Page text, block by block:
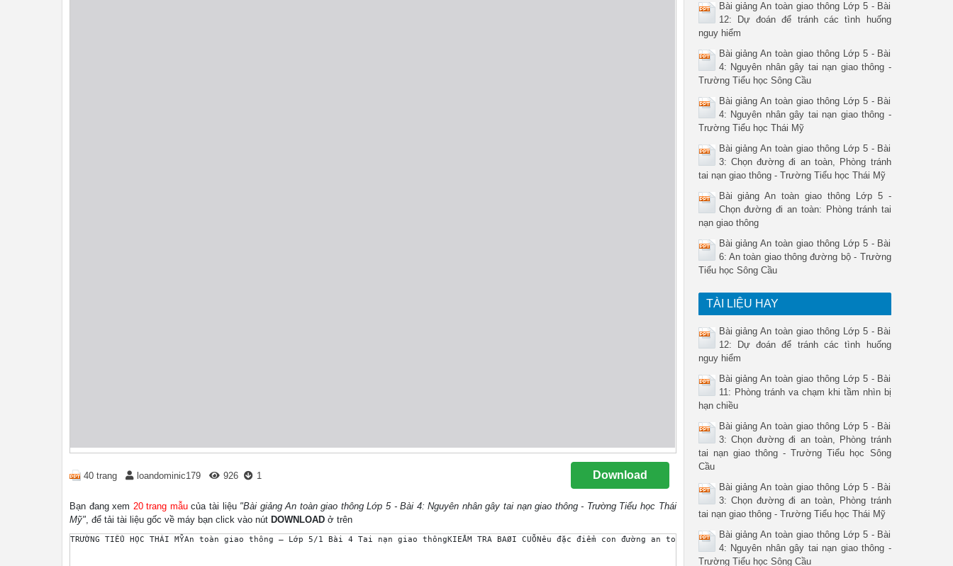
40 trang loandominic179 926 1 Download
Bạn đang xem 20 trang mẫucủa tài liệu "Bài giảng An toàn giao thông Lớp 5 - Bài 4: Nguyên nhân gây tai nạn giao thông - Trường Tiểu học Thái
Mỹ", để tải tài liệu gốc về máy bạn click vào nút DOWNLOAD ở trên
TRƯỜNG TIỂU HỌC THÁI MỸAn toàn giao thông – Lớp 5/1 Bài 4 Tai nạn giao thôngKIEÅM TRA BAØI CUÕNêu đặc điểm con đường an toàn? Con đường an toàn Đường trải nhựa hoặc
Bài giảng An toàn giao thông Lớp 5 - Bài
12: Dự đoán để tránh các tình huống
nguy hiểm
Bài giảng An toàn giao thông Lớp 5 - Bài
4: Nguyên nhân gây tai nạn giao thông -
Trường Tiểu học Sông Cầu
Bài giảng An toàn giao thông Lớp 5 - Bài
4: Nguyên nhân gây tai nạn giao thông -
Trường Tiểu học Thái Mỹ
Bài giảng An toàn giao thông Lớp 5 - Bài
3: Chọn đường đi an toàn, Phòng tránh
tai nạn giao thông - Trường Tiểu học Thái Mỹ
Bài giảng An toàn giao thông Lớp 5 -
Chọn đường đi an toàn: Phòng tránh tai
nạn giao thông
Bài giảng An toàn giao thông Lớp 5 - Bài
6: An toàn giao thông đường bộ - Trường
Tiểu học Sông Cầu
TÀI LIỆU HAY
Bài giảng An toàn giao thông Lớp 5 - Bài
12: Dự đoán để tránh các tình huống
nguy hiểm
Bài giảng An toàn giao thông Lớp 5 - Bài
11: Phòng tránh va chạm khi tầm nhìn bị
hạn chiều
Bài giảng An toàn giao thông Lớp 5 - Bài
3: Chọn đường đi an toàn, Phòng tránh
tai nạn giao thông - Trường Tiểu học Sông
Cầu
Bài giảng An toàn giao thông Lớp 5 - Bài
3: Chọn đường đi an toàn, Phòng tránh
tai nạn giao thông - Trường Tiểu học Thái Mỹ
Bài giảng An toàn giao thông Lớp 5 - Bài
4: Nguyên nhân gây tai nạn giao thông -
Trường Tiểu học Sông Cầu